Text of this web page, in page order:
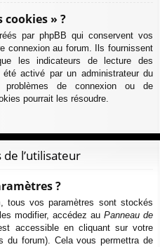
cookies » ?
par phpBB qui conservent vos
connexion au forum. Ils fournissent
les indicateurs de lecture des
activé par un administrateur du
de connexion ou de
pourrait les résoudre.
l’utilisateur
?
tous vos paramètres sont stockés
modifier, accédez au Panneau de
accessible en cliquant sur votre
du forum). Cela vous permettra de